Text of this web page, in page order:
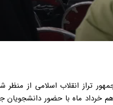
تراز انقلاب اسلامی از منظر
خرداد ماه با حضور دانشجویان